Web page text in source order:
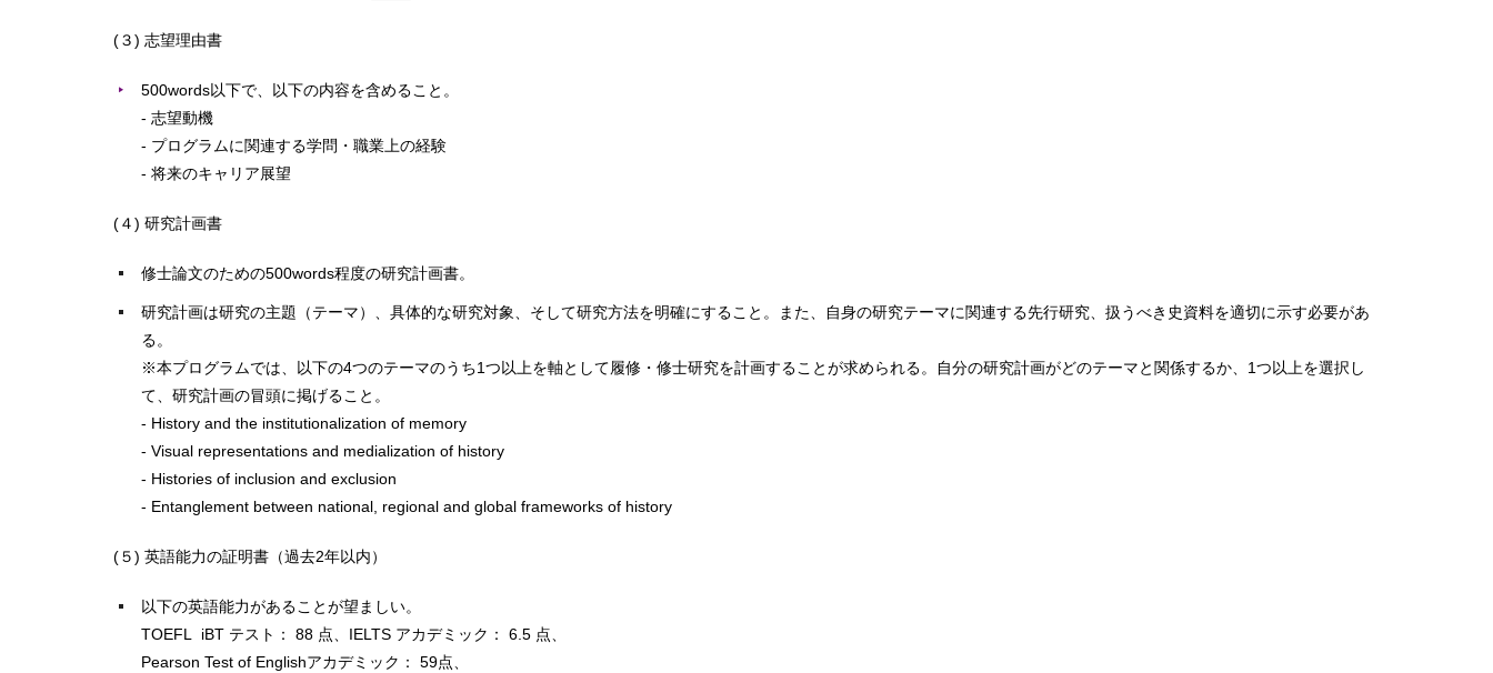
(３) 志望理由書
500words以下で、以下の内容を含めること。
- 志望動機
- プログラムに関連する学問・職業上の経験
- 将来のキャリア展望
(４) 研究計画書
修士論文のための500words程度の研究計画書。
研究計画は研究の主題（テーマ）、具体的な研究対象、そして研究方法を明確にすること。また、自身の研究テーマに関連する先行研究、扱うべき史資料を適切に示す必要があ
る。
※本プログラムでは、以下の4つのテーマのうち1つ以上を軸として履修・修士研究を計画することが求められる。自分の研究計画がどのテーマと関係するか、1つ以上を選択し
て、研究計画の冒頭に掲げること。
- History and the institutionalization of memory
- Visual representations and medialization of history
- Histories of inclusion and exclusion
- Entanglement between national, regional and global frameworks of history
(５) 英語能力の証明書（過去2年以内）
以下の英語能力があることが望ましい。
TOEFL iBT テスト： 88 点、IELTS アカデミック： 6.5 点、
Pearson Test of Englishアカデミック： 59点、